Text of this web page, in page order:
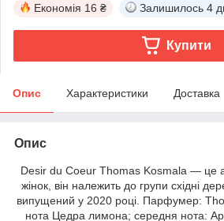
Економія 16 ₴ Залишилось 4
Купити
Опис Характеристики Доставка
Опис
Desir du Coeur Thomas Kosmala — це
жінок, він належить до групи східні
випущений у 2020 році. Парфумер:
нота Цедра лимона; середня нота: